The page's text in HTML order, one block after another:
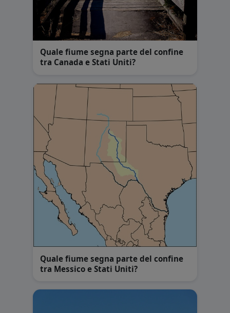
Quale fiume segna parte del confine
tra Canada e Stati Uniti?
Quale fiume segna parte del confine
tra Messico e Stati Uniti?